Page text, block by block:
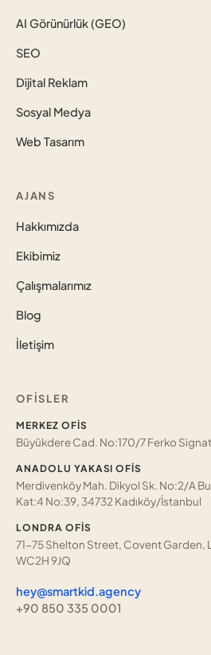
AI Görünürlük (GEO)
SEO
Dijital Reklam
Sosyal Medya
Web Tasarım
AJANS
Hakkımızda
Ekibimiz
Çalışmalarımız
Blog
İletişim
OFISLER
MERKEZ OFIS
Büyükdere Cad. No:170/7 Ferko
ANADOLU YAKASI OFIS
Merdivenköy Mah. Dikyol Sk. No:2/A
Kat:4 No:39, 34732 Kadıköy/İstanbul
LONDRA OFIS
71-75 Shelton Street, Covent Garden,
WC2H 9JQ
hey@smartkid.agency
+90 850 335 0001